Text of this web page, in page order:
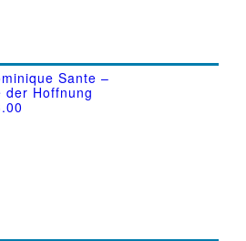
Sante –
der Hoffnung